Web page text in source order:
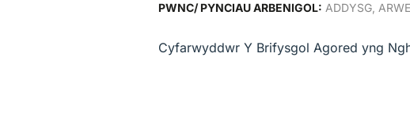
PWNC/ PYNCIAU ARBENIGOL: ADDYSG,
Cyfarwyddwr Y Brifysgol Agored yng